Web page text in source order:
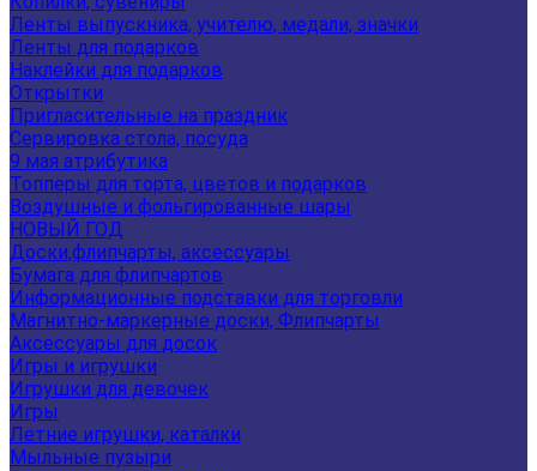
Ленты выпускника, учителю, медали, значки
Ленты для подарков
Наклейки для подарков
Открытки
Пригласительные на праздник
Сервировка стола, посуда
9 мая атрибутика
Топперы для торта, цветов и подарков
Воздушные и фольгированные шары
НОВЫЙ ГОД
Доски,флипчарты, аксессуары
Бумага для флипчартов
Информационные подставки для торговли
Магнитно-маркерные доски, Флипчарты
Аксессуары для досок
Игры и игрушки
Игрушки для девочек
Игры
Летние игрушки, каталки
Мыльные пузыри